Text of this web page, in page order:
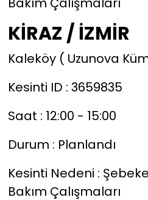
KİRAZ / İZMİR
Kaleköy ( Uzunova
Kesinti ID : 3659835
Saat : 12:00 - 15:00
Durum : Planlandı
Kesinti Nedeni :
Bakım Çalışmaları